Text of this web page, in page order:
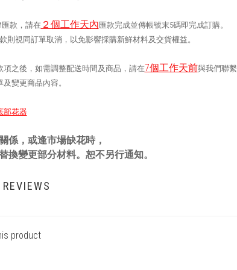
匯款，請在 ２個工作天內 匯款完成並傳帳號末5碼即完成訂購。
則視同訂單取消，以免影響採購新鮮材料及交貨權益。
項之後，如需調整配送時間及商品，請在7個工作天前與我們聯
變更商品內容。
部花器
係，或逢市場缺花時，
換變更部分材料。恕不另行通知。
product